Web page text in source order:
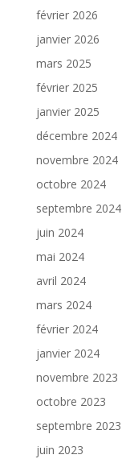
février 2026
janvier 2026
mars 2025
février 2025
janvier 2025
décembre 2024
novembre 2024
octobre 2024
septembre 2024
juin 2024
mai 2024
avril 2024
mars 2024
février 2024
janvier 2024
novembre 2023
octobre 2023
septembre 2023
juin 2023